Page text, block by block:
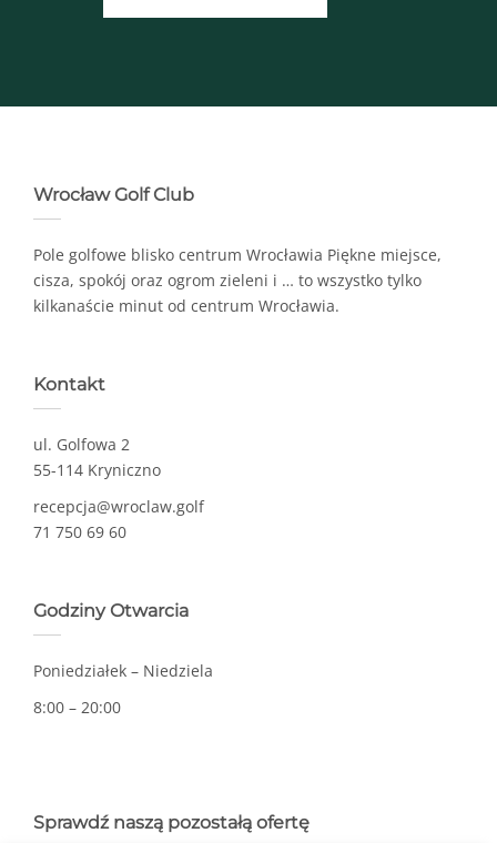
Wrocław Golf Club
Pole golfowe blisko centrum Wrocławia Piękne miejsce,
cisza, spokój oraz ogrom zieleni i … to wszystko tylko
kilkanaście minut od centrum Wrocławia.
Kontakt
ul. Golfowa 2
55-114 Kryniczno
recepcja@wroclaw.golf
71 750 69 60
Godziny Otwarcia
Poniedziałek – Niedziela
8:00 – 20:00
Sprawdź naszą pozostałą ofertę